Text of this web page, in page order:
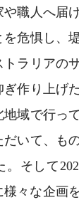
職人へ届
危惧し、
ラリアの
作り上げ
域で行っ
いて、も
そして
々な企画